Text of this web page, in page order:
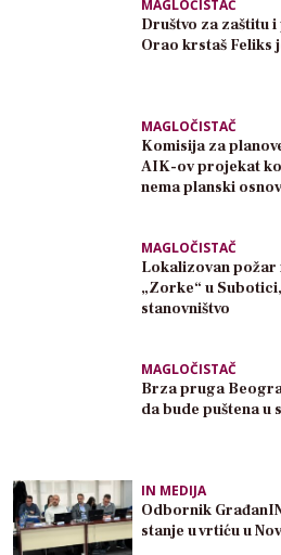
MAGLOČISTAČ
Društvo za zaštitu
Orao krstaš Feliks
MAGLOČISTAČ
Komisija za
AIK-ov projekat
nema planski osnov
MAGLOČISTAČ
Lokalizovan požar
„Zorke“ u
stanovništvo
MAGLOČISTAČ
Brza pruga
da bude puštena u
IN MEDIJA
Odbornik
stanje u vrtiću u